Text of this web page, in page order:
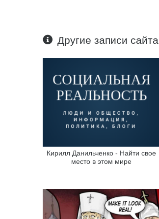
Другие записи сайта
Кирилл Данильченко - Найти свое
место в этом мире